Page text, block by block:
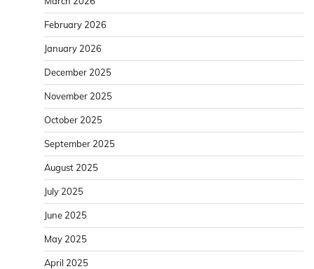
February 2026
January 2026
December 2025
November 2025
October 2025
September 2025
August 2025
July 2025
June 2025
May 2025
April 2025